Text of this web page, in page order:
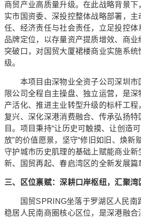
商贸产业高质量升级。在此战略背景
实市国资委、深投控整体战略部署，
任、经济责任与社会责任，立足投控体
品牌定位，以存量资产提质增效、商
突破口，对国贸大厦裙楼商业实施系
级。
本项目由深物业全资子公司深圳市
限公司全程自主操盘、独立运营，是
产活化、推进主业转型升级的标杆工程
复兴、深化深港消费融合、传承弘扬特
目。项目秉持“让历史可触摸、让创造
放”的价值愿景，坚守“修旧如旧、焕新
守护城市历史肌理的基础上赋能商业新
新、国贸再起、春启湾区的全新发展篇
三、区位禀赋：深耕口岸枢纽，汇聚湾
国贸SPRING坐落于罗湖区人民南
稳居人民南商圈核心区位，是深港融合